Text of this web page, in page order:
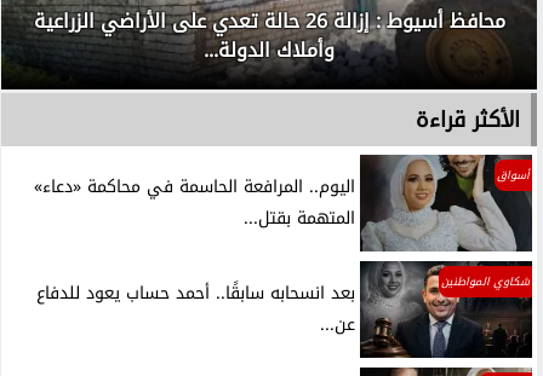
محافظ أسيوط : إزالة 26 حالة تعدي على الأراضي الزراعية
وأملاك الدولة...
الأكثر قراءة
أسواق
اليوم.. المرافعة الحاسمة في محاكمة «دعاء»
المتهمة بقتل...
شكاوي المواطنين
بعد انسحابه سابقًا.. أحمد حساب يعود للدفاع
عن...